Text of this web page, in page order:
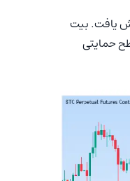
بازار به حدود ۲,۵۹ تریلیون دلار کاهش یافت. بیت
حمایتی